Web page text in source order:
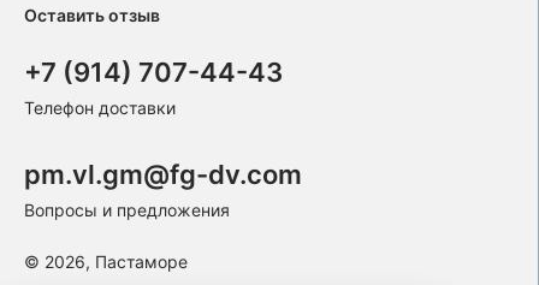
Оставить отзыв
+7 (914) 707-44-43
Телефон доставки
pm.vl.gm@fg-dv.com
Вопросы и предложения
© 2026, Пастаморе